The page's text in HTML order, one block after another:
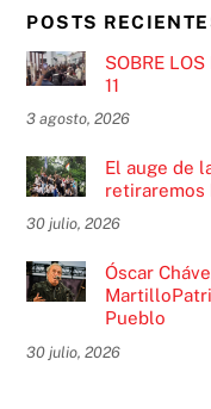
POSTS
SOBRE
11
3 agosto, 2026
El auge de
retiraremos
30 julio, 2026
Óscar
Pueblo
30 julio, 2026